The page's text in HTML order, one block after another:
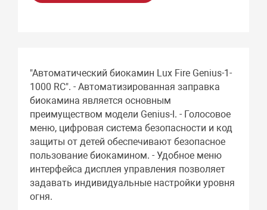
"Автоматический биокамин Lux Fire Genius-1-
1000 RC". - Автоматизированная заправка
биокамина является основным
преимуществом модели Genius-I. - Голосовое
меню, цифровая система безопасности и код
защиты от детей обеспечивают безопасное
пользование биокамином. - Удобное меню
интерфейса дисплея управления позволяет
задавать индивидуальные настройки уровня
огня.